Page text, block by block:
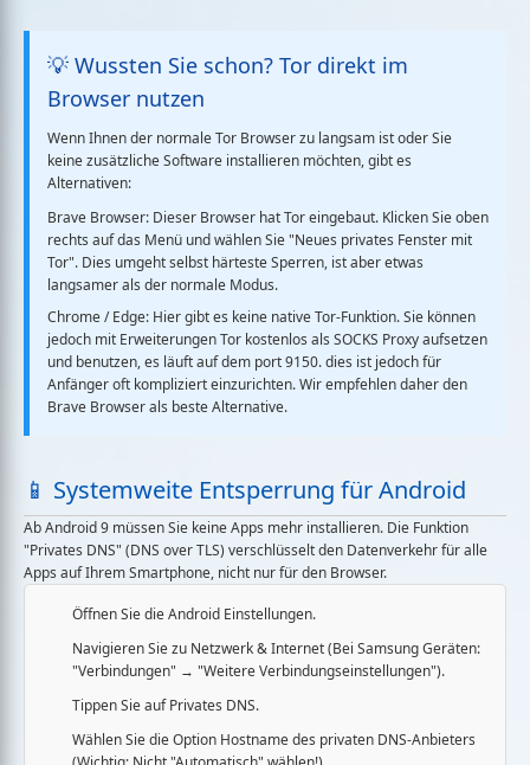
💡 Wussten Sie schon? Tor direkt im
Browser nutzen
Wenn Ihnen der normale Tor Browser zu langsam ist oder Sie
keine zusätzliche Software installieren möchten, gibt es
Alternativen:
Brave Browser: Dieser Browser hat Tor eingebaut. Klicken Sie oben
rechts auf das Menü und wählen Sie"Neues privates Fenster mit
Tor". Dies umgeht selbst härteste Sperren, ist aber etwas
langsamer als der normale Modus.
Chrome / Edge: Hier gibt es keine native Tor-Funktion. Sie können
jedoch mit Erweiterungen Tor kostenlos als SOCKS Proxy aufsetzen
und benutzen, es läuft auf dem port 9150. dies ist jedoch für
Anfänger oft kompliziert einzurichten. Wir empfehlen daher den
Brave Browserals beste Alternative.
📱 Systemweite Entsperrung für Android
Ab Android 9 müssen Sie keine Apps mehr installieren. Die Funktion
"Privates DNS" (DNS over TLS) verschlüsselt den Datenverkehr füralle
Apps auf Ihrem Smartphone, nicht nur für den Browser.
Öffnen Sie die Android Einstellungen.
Navigieren Sie zu Netzwerk & Internet(Bei Samsung Geräten:
"Verbindungen" → "Weitere Verbindungseinstellungen").
Tippen Sie aufPrivates DNS.
Wählen Sie die Option Hostname des privaten DNS-Anbieters